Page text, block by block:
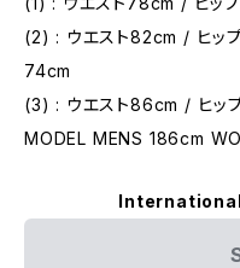
(2) : ウエスト82cm / ヒッ
74cm
(3) : ウエスト86cm / ヒッ
MODEL MENS 186cm